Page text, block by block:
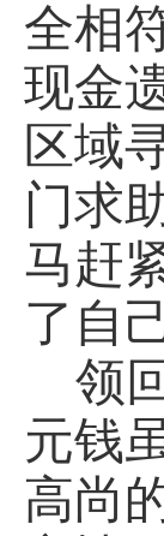
全相
现金
区域
门求
马赶
了自
领
元钱
高尚